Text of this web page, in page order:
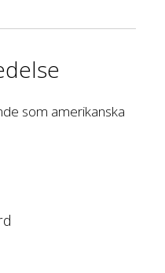
som amerikanska